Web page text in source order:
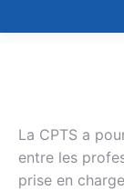
La CPTS a
entre les
prise en